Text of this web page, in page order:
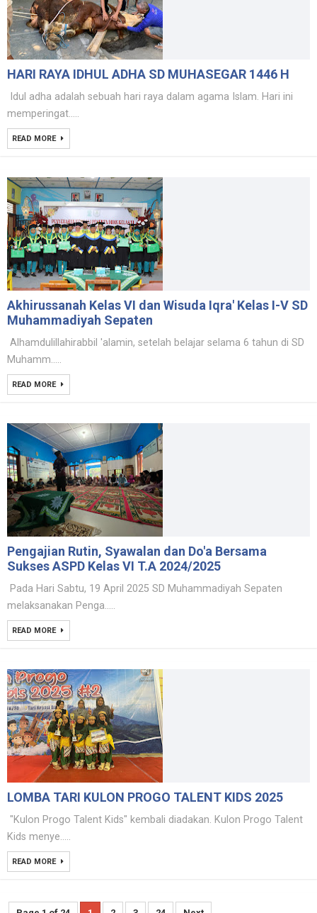
HARI RAYA IDHUL ADHA SD MUHASEGAR 1446 H
Idul adha adalah sebuah hari raya dalam agama Islam. Hari ini
memperingat.....
READ MORE
Akhirussanah Kelas VI dan Wisuda Iqra' Kelas I-V SD
Muhammadiyah Sepaten
Alhamdulillahirabbil 'alamin, setelah belajar selama 6 tahun di SD
Muhamm.....
READ MORE
Pengajian Rutin, Syawalan dan Do'a Bersama
Sukses ASPD Kelas VI T.A 2024/2025
Pada Hari Sabtu, 19 April 2025 SD Muhammadiyah Sepaten
melaksanakan Penga.....
READ MORE
LOMBA TARI KULON PROGO TALENT KIDS 2025
"Kulon Progo Talent Kids" kembali diadakan. Kulon Progo Talent
Kids menye.....
READ MORE